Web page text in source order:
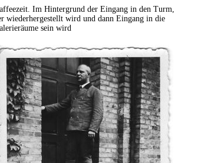
Im Hintergrund der Eingang in den Turm,
wiederhergestellt wird und dann Eingang in die
sein wird